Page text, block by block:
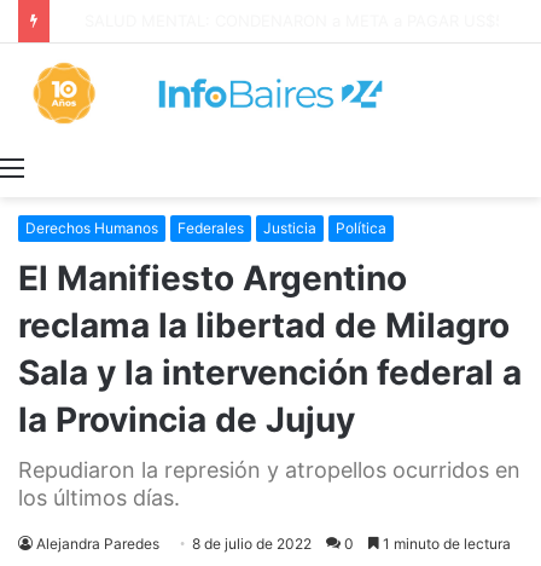
Derechos Humanos Federales Justicia Política
El Manifiesto Argentino
reclama la libertad de Milagro
Sala y la intervención federal a
la Provincia de Jujuy
Repudiaron la represión y atropellos ocurridos en
los últimos días.
Alejandra Paredes 8 de julio de 2022 0 1 minuto de lectura